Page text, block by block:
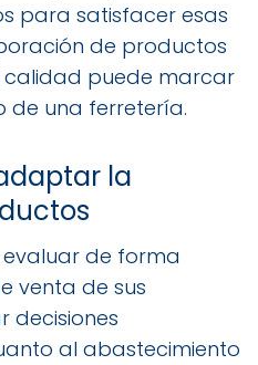
para satisfacer esas
de productos
puede marcar
de una ferretería.
la
de forma
venta de sus
decisiones
al abastecimiento